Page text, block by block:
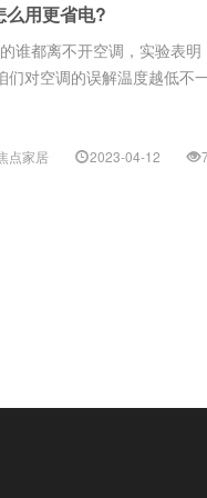
么用更省电?
谁都离不开空调，实验表
们对空调的误解温度越低不
点家居 2023-04-12